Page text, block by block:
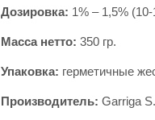
Дозировка: 1% – 1,5% (10-
Масса нетто: 350 гр.
Упаковка: герметичные
Производитель: Garriga